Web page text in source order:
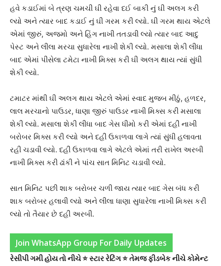
હવે કડાઈમાં બે ત્રણ ચમચી ઘી રહેવા દઈ બાકી નું ઘી અલગ કરી
લ્યો અને ત્યાર બાદ કડાઈ નું ઘી ગરમ કરી લ્યો. ઘી ગરમ થાય એટલે
એમાં જીરું, અજમો અને હિંગ નાખી તતડાવી લ્યો ત્યાર બાદ આદુ
પેસ્ટ અને લીલા મરચા સુધારેલા નાખી શેકી લ્યો. મસાલા શેકી લીધા
બાદ એમાં પીસેલા ટમેટા નાખી મિક્સ કરી ઘી અલગ થાય ત્યાં સુંધી
શેકી લ્યો.
ટમાટર માંથી ઘી અલગ થાય એટલે એમાં સ્વાદ મુજબ મીઠું, હળદર,
લાલ મરચાનો પાઉડર, ધાણા જીરું પાઉડર નાખી મિક્સ કરી મસાલા
શેકી લ્યો. મસાલા શેકી લીધા બાદ ગેસ ધીમો કરી એમાં દહીં નાખી
બરોબર મિક્સ કરી લ્યો અને દહીં ઉકાળવા લાગે ત્યાં સુંધી હલાવતા
રહી ચડાવી લ્યો. દહીં ઉકાળવા લાગે એટલે એમાં તરી રાખેલ અરબી
નાખી મિક્સ કરી ઢાંકી ને પાંચ સાત મિનિટ ચડાવી લ્યો.
સાત મિનિટ પછી શાક બરોબર ચળી જાય ત્યાર બાદ ગેસ બંધ કરી
શાક બરોબર હલાવી લ્યો અને લીલા ધાણા સુધારેલા નાખી મિક્સ કરી
લ્યો તો તૈયાર છે દહીં અરબી.
Join WhatsApp Group For Daily Updates
રેસીપી ગમી હોય તો નીચે ⭐ સ્ટાર રેટિંગ ⭐ તેમજ ફીડબેક નીચે કોમેન્ટ